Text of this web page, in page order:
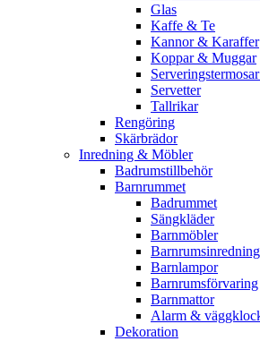
Glas
Kaffe & Te
Kannor & Karaffer
Koppar & Muggar
Servetter
Tallrikar
Rengöring
Skärbrädor
Inredning & Möbler
Badrumstillbehör
Barnrummet
Badrummet
Sängkläder
Barnmöbler
Barnrumsinredning
Barnlampor
Barnrumsförvaring
Barnmattor
Alarm &
Dekoration